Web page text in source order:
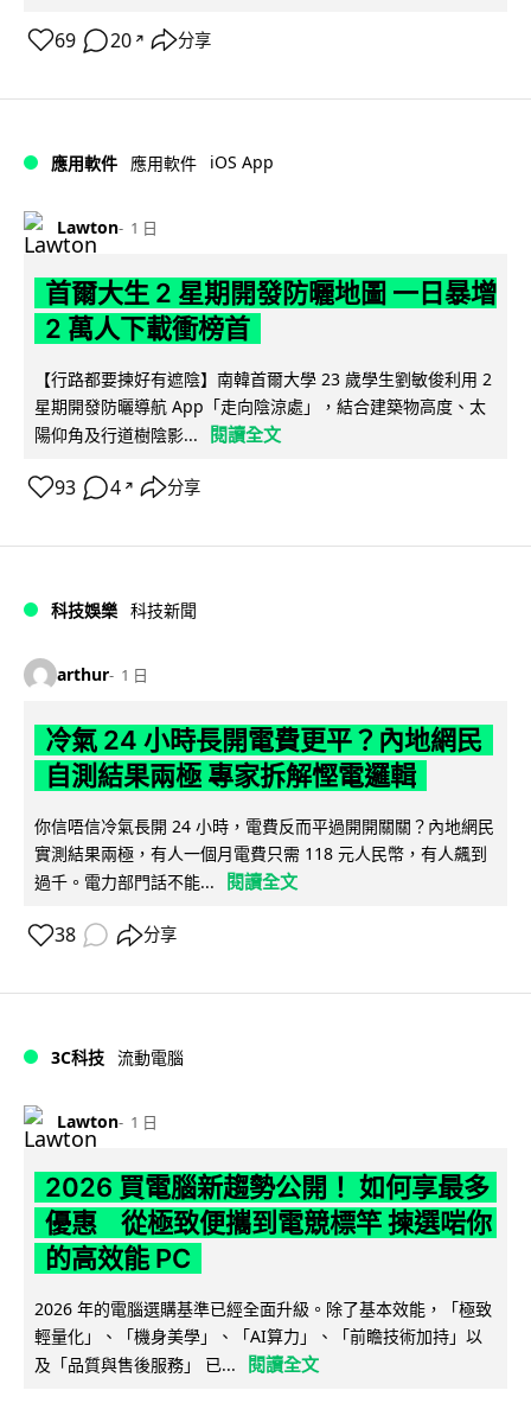
69 20 ↗ 分享
應用軟件 應用軟件 iOS App
Lawton 1 日
首爾大生 2 星期開發防曬地圖 一日暴增
2 萬人下載衝榜首
【行路都要揀好有遮陰】南韓首爾大學 23 歲學生劉敏俊利用 2
星期開發防曬導航 App「走向陰涼處」，結合建築物高度、太
陽仰角及行道樹陰影...
閱讀全文
93 4 ↗ 分享
科技娛樂 科技新聞
arthur 1 日
冷氣 24 小時長開電費更平？內地網民
自測結果兩極 專家拆解慳電邏輯
你信唔信冷氣長開 24 小時，電費反而平過開開關關？內地網民
實測結果兩極，有人一個月電費只需 118 元人民幣，有人飆到
過千。電力部門話不能...
閱讀全文
38 分享
3C科技 流動電腦
Lawton 1 日
2026 買電腦新趨勢公開！ 如何享最多
優惠 從極致便攜到電競標竿 揀選啱你
的高效能 PC
2026 年的電腦選購基準已經全面升級。除了基本效能，「極致
輕量化」、「機身美學」、「AI算力」、「前瞻技術加持」以
及「品質與售後服務」 已...
閱讀全文